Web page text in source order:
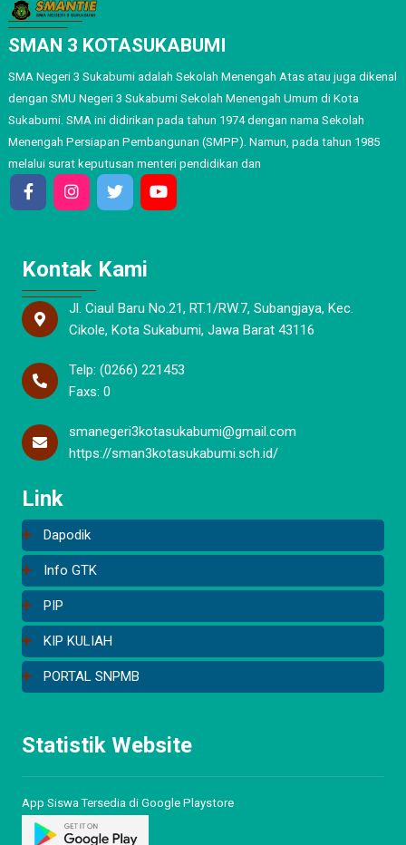
SMAN 3 KOTASUKABUMI
SMA Negeri 3 Sukabumi adalah Sekolah Menengah Atas atau juga dikenal
dengan SMU Negeri 3 Sukabumi Sekolah Menengah Umum di Kota
Sukabumi. SMA ini didirikan pada tahun 1974 dengan nama Sekolah
Menengah Persiapan Pembangunan (SMPP). Namun, pada tahun 1985
melalui surat keputusan menteri pendidikan dan
Kontak Kami
Jl. Ciaul Baru No.21, RT.1/RW.7, Subangjaya, Kec.
Cikole, Kota Sukabumi, Jawa Barat 43116
Telp: (0266) 221453
Faxs: 0
smanegeri3kotasukabumi@gmail.com
https://sman3kotasukabumi.sch.id/
Link
Dapodik
Info GTK
PIP
KIP KULIAH
PORTAL SNPMB
Statistik Website
App Siswa Tersedia di Google Playstore